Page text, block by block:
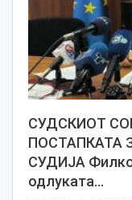
СУДСКИОТ
ПОСТАПКАТА
СУДИЈА
одлуката…